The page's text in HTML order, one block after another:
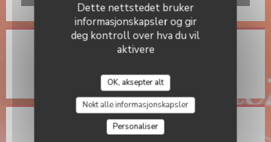
Dette nettstedet bruker
informasjonskapsler og gir
deg kontroll over hva du vil
aktivere
OK, aksepter alt
Nekt alle informasjonskapsler
Personaliser
Generell informasjon
Tjenester
Tilgang
Chez Ernest